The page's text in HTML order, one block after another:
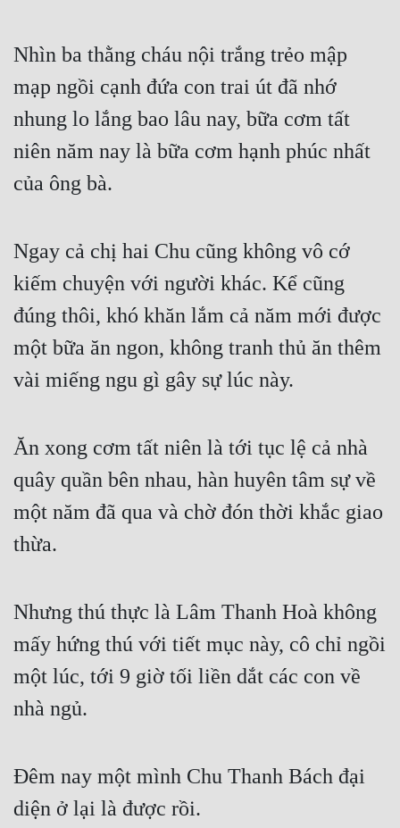
Truyện Convert
Truyện Dịch
Truyện Nhập Môn
Truyện ngắn
Cung Đấu
Cạnh Kỹ
Cổ Tiên Hiệp
Cổ Đại
Dị Năng
Góc Nhìn Nam
Góc Nhìn Nữ
Huyền Huyễn
Huyền Nghi
Hài Hước
Hệ Thống
Nhìn ba thằng cháu nội trắng trẻo mập
mạp ngồi cạnh đứa con trai út đã nhớ
nhung lo lắng bao lâu nay, bữa cơm tất
niên năm nay là bữa cơm hạnh phúc nhất
của ông bà.
Ngay cả chị hai Chu cũng không vô cớ
kiếm chuyện với người khác. Kể cũng
đúng thôi, khó khăn lắm cả năm mới được
một bữa ăn ngon, không tranh thủ ăn thêm
vài miếng ngu gì gây sự lúc này.
Ăn xong cơm tất niên là tới tục lệ cả nhà
quây quần bên nhau, hàn huyên tâm sự về
một năm đã qua và chờ đón thời khắc giao
thừa.
Nhưng thú thực là Lâm Thanh Hoà không
mấy hứng thú với tiết mục này, cô chỉ ngồi
một lúc, tới 9 giờ tối liền dắt các con về
nhà ngủ.
Đêm nay một mình Chu Thanh Bách đại
diện ở lại là được rồi.